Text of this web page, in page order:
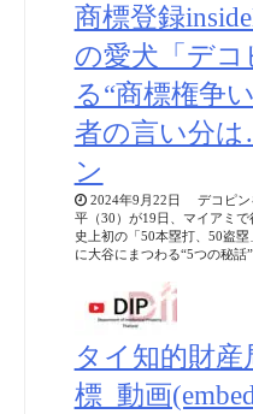
商標登録
の愛犬「デ
る“商標権争
者の言い分
ン
2024年9月22日 デコピン
平（30）が19日、マイアミ
史上初の「50本塁打、50盗
に大谷にまつわる“5つの秘話
タイ知的財産
標_動画